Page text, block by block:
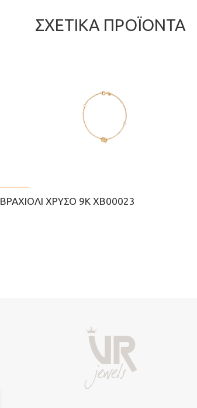
ΣΧΕΤΙΚΆ ΠΡΟΪΌΝΤΑ
ΒΡΑΧΙΌΛΙ ΧΡΥΣΌ 9Κ ΧΒ00023